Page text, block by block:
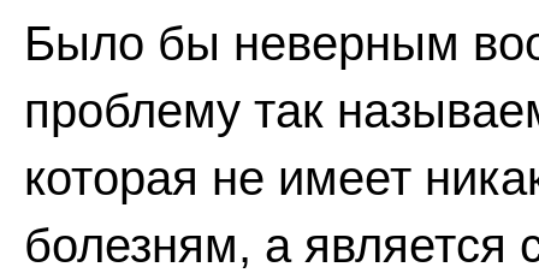
Было бы неверным
проблему так
которая не имеет
болезням, а является